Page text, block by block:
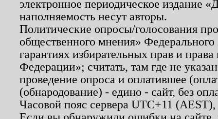
электронное периодическое издание
наполняемость несут авторы.
Политические опросы/голосования
общественного мнения»
гарантиях избирательных прав и
Федерации»; считать, там где не
проведение опроса и оплатившее
(обнародование) - едино - сайт, без
Часовой пояс сервера UTC+11